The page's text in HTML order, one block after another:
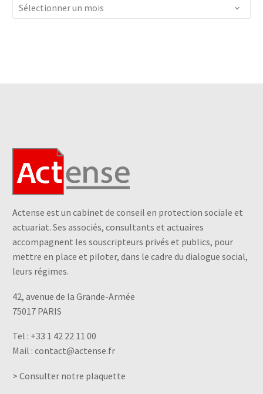
Archives
Sélectionner un mois
Actense est un cabinet de conseil en protection sociale et
actuariat. Ses associés, consultants et actuaires
accompagnent les souscripteurs privés et publics, pour
mettre en place et piloter, dans le cadre du dialogue social,
leurs régimes.
42, avenue de la Grande-Armée
75017 PARIS
Tel : +33 1 42 22 11 00
Mail : contact@actense.fr
> Consulter notre plaquette